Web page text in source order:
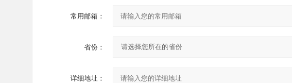
常用邮箱：
省份：
详细地址：